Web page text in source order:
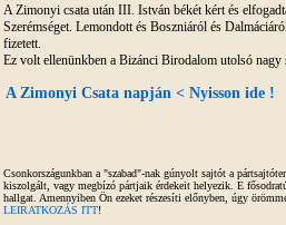
A Zimonyi csata után III. István békét kért és
Szerémséget. Lemondott és Boszniáról és
fizetett.
Ez volt ellenünkben a Bizánci Birodalom utolsó nagy
A Zimonyi Csata napján < Nyisson ide !
Csonkországunkban a "szabad"-nak gúnyolt sajtót a
kiszolgált, vagy megbízó pártjaik érdekeit helyezik. E
hallgat. Amennyiben Ön ezeket részesíti előnyben, úgy
LEIRATKOZÁS ITT!